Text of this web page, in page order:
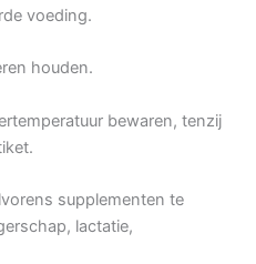
voeding.
houden.
bewaren, tenzij
supplementen te
lactatie,